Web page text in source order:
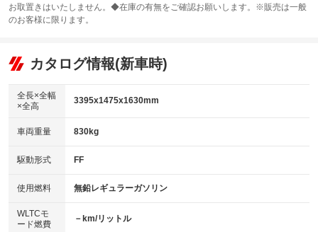
サンルーフ
：装備なし ABS
リフトアップ
：装備なし
：装備なし
パワーウィンドウ
アイドリングストップ
：装備あり
USB入力端子
：装備なし
100V電源
：装備なし
センターデフロック
：装備なし
TV：フルセグ
：装備あり
ビジュアル：-／DVD再生
：装備あり
アルミホイール：14インチ
：装備あり
HID(キセノンライト)
バックカメラ
エアロ
：装備なし
お取置きはいたしません。◆在庫の有無をご確認お願いします。※販売は一般
のお客様に限ります。
カタログ情報(新車時)
全長×全幅
×全高
3395x1475x1630mm
車両重量 830kg
駆動形式 FF
使用燃料 無鉛レギュラーガソリン
WLTCモ
ード燃費
－km/リットル